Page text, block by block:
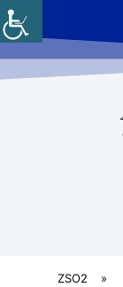
ZSO2 »